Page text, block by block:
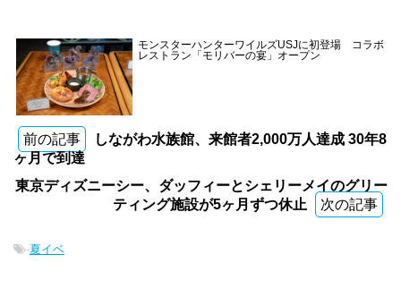
モンスターハンターワイルズUSJに初登場 コラボ
レストラン「モリバーの宴」オープン
前の記事
しながわ水族館、来館者2,000万人達成 30年8
ヶ月で到達
東京ディズニーシー、ダッフィーとシェリーメイのグリー
ティング施設が5ヶ月ずつ休止
次の記事
-夏イベ